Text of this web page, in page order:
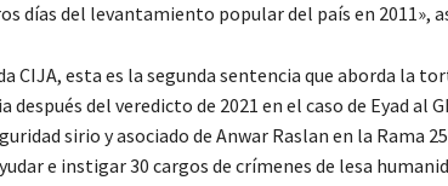
días del levantamiento popular del país en 2011»,
CIJA, esta es la segunda sentencia que aborda la
después del veredicto de 2021 en el caso de Eyad al
sirio y asociado de Anwar Raslan en la Rama
e instigar 30 cargos de crímenes de lesa